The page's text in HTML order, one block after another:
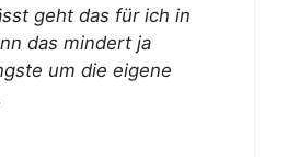
geht das für ich in
das mindert ja
um die eigene